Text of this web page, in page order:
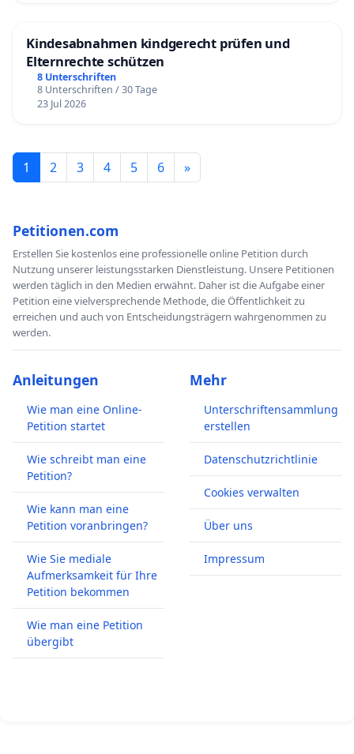
Kindesabnahmen kindgerecht prüfen und
Elternrechte schützen
8 Unterschriften
8 Unterschriften / 30 Tage
23 Jul 2026
1 2 3 4 5 6 »
Petitionen.com
Erstellen Sie kostenlos eine professionelle online Petition durch
Nutzung unserer leistungsstarken Dienstleistung. Unsere Petitionen
werden täglich in den Medien erwähnt. Daher ist die Aufgabe einer
Petition eine vielversprechende Methode, die Öffentlichkeit zu
erreichen und auch von Entscheidungsträgern wahrgenommen zu
werden.
Anleitungen
Wie man eine Online-
Petition startet
Wie schreibt man eine
Petition?
Wie kann man eine
Petition voranbringen?
Wie Sie mediale
Aufmerksamkeit für Ihre
Petition bekommen
Wie man eine Petition
übergibt
Mehr
Unterschriftensammlung
erstellen
Datenschutzrichtlinie
Cookies verwalten
Über uns
Impressum